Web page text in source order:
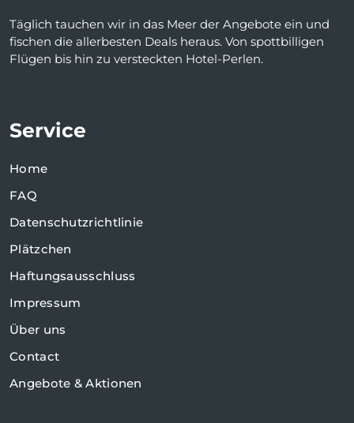
Täglich tauchen wir in das Meer der Angebote ein und
fischen die allerbesten Deals heraus. Von spottbilligen
Flügen bis hin zu versteckten Hotel-Perlen.
Service
Home
FAQ
Datenschutzrichtlinie
Plätzchen
Haftungsausschluss
Impressum
Über uns
Contact
Angebote & Aktionen